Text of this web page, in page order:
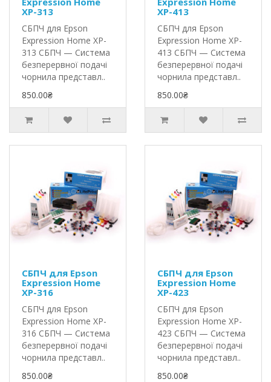
XP-313
СБПЧ для Epson
Expression Home XP-
313 СБПЧ — Система
безперервної подачі
чорнила представл..
850.00₴
XP-413
СБПЧ для Epson
Expression Home XP-
413 СБПЧ — Система
безперервної подачі
чорнила представл..
850.00₴
СБПЧ для Epson
Expression Home
XP-316
СБПЧ для Epson
Expression Home XP-
316 СБПЧ — Система
безперервної подачі
чорнила представл..
850.00₴
СБПЧ для Epson
Expression Home
XP-423
СБПЧ для Epson
Expression Home XP-
423 СБПЧ — Система
безперервної подачі
чорнила представл..
850.00₴